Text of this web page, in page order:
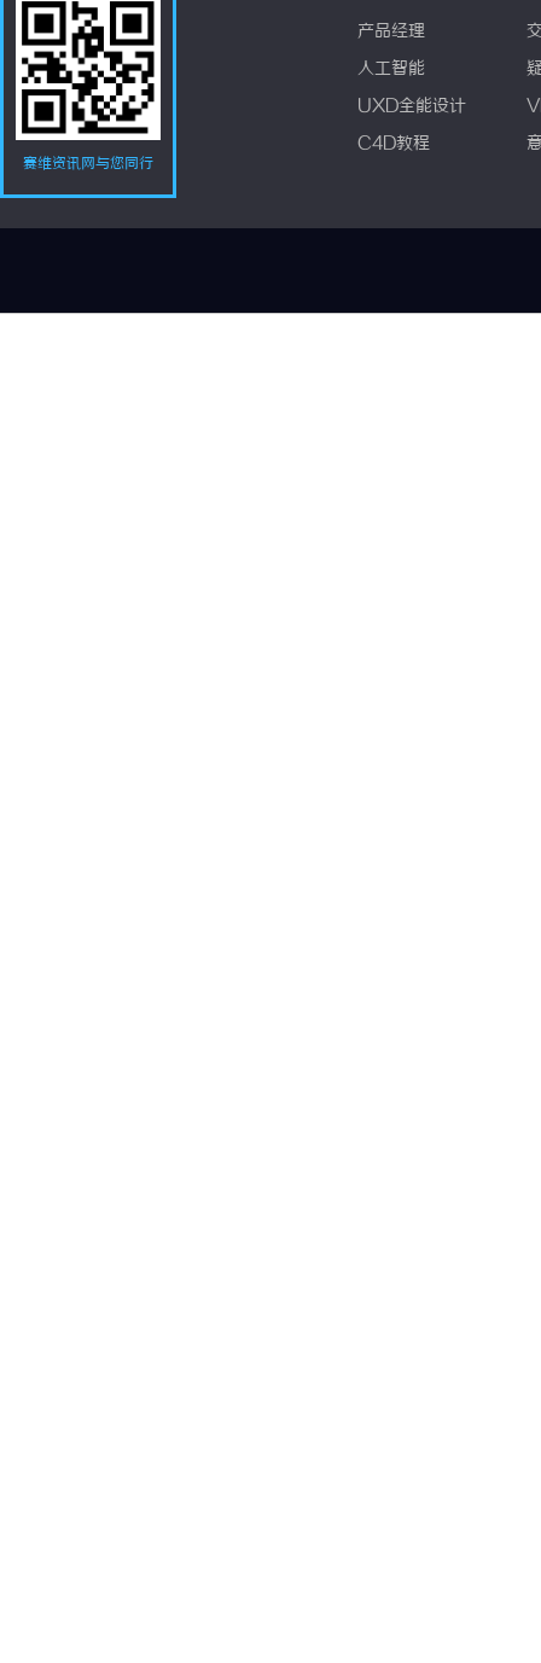
赛维资讯网与您同行
产品经理
人工智能
UXD全能设计
C4D教程